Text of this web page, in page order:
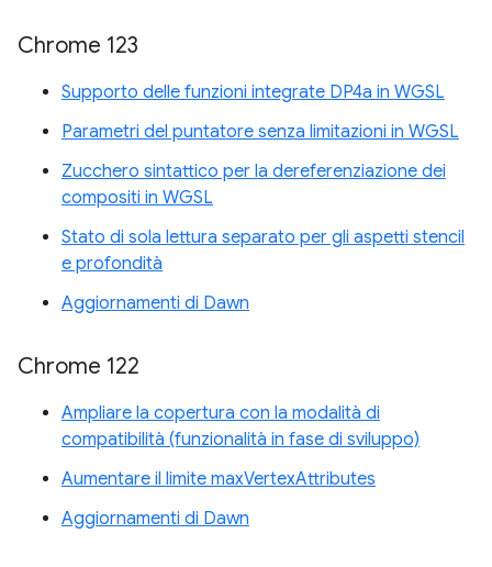
Chrome 123
Supporto delle funzioni integrate DP4a in WGSL
Parametri del puntatore senza limitazioni in WGSL
Zucchero sintattico per la dereferenziazione dei
compositi in WGSL
Stato di sola lettura separato per gli aspetti stencil
e profondità
Aggiornamenti di Dawn
Chrome 122
Ampliare la copertura con la modalità di
compatibilità (funzionalità in fase di sviluppo)
Aumentare il limite maxVertexAttributes
Aggiornamenti di Dawn